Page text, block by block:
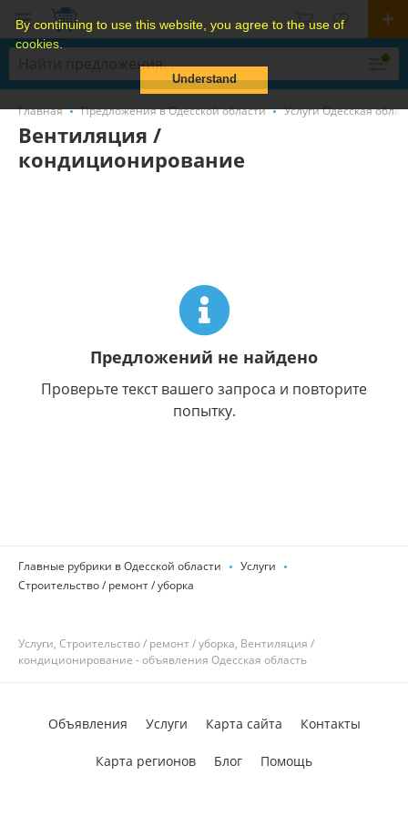
By continuing to use this website, you agree to the use of
cookies.
Understand
Главная Предложения в Одесской области Услуги Одесская
Вентиляция /
кондиционирование
Предложений не найдено
Проверьте текст вашего запроса и повторите
попытку.
Главные рубрики в Одесской области
Услуги
Строительство / ремонт / уборка
Услуги, Строительство / ремонт / уборка, Вентиляция /
кондиционирование - объявления Одесская область
Объявления Услуги Карта сайта Контакты
Карта регионов Блог Помощь